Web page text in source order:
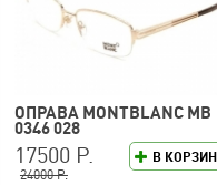
ОПРАВА MONTBLANC MB
0346 028
В
17500 Р.
24000 Р.